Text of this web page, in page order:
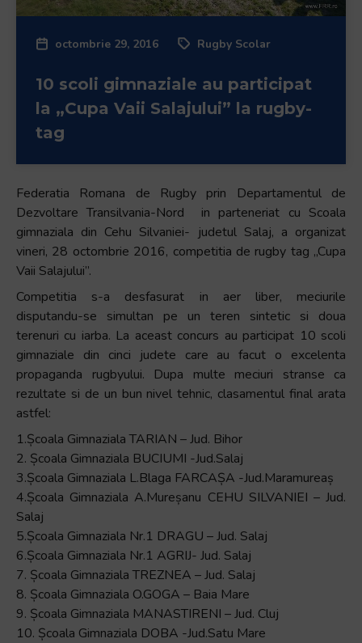
octombrie 29, 2016 Rugby Scolar
10 scoli gimnaziale au participat
la „Cupa Vaii Salajului” la rugby-
tag
Federatia Romana de Rugby prin Departamentul de
Dezvoltare Transilvania-Nord in parteneriat cu Scoala
gimnaziala din Cehu Silvaniei- judetul Salaj, a organizat
vineri, 28 octombrie 2016, competitia de rugby tag „Cupa
Vaii Salajului”.
Competitia s-a desfasurat in aer liber, meciurile
disputandu-se simultan pe un teren sintetic si doua
terenuri cu iarba. La aceast concurs au participat 10 scoli
gimnaziale din cinci judete care au facut o excelenta
propaganda rugbyului. Dupa multe meciuri stranse ca
rezultate si de un bun nivel tehnic, clasamentul final arata
astfel:
1.Școala Gimnaziala TARIAN – Jud. Bihor
2. Școala Gimnaziala BUCIUMI -Jud.Salaj
3.Școala Gimnaziala L.Blaga FARCAȘA -Jud.Maramureaș
4.Școala Gimnaziala A.Mureșanu CEHU SILVANIEI – Jud.
Salaj
5.Școala Gimnaziala Nr.1 DRAGU – Jud. Salaj
6.Școala Gimnaziala Nr.1 AGRIJ- Jud. Salaj
7. Școala Gimnaziala TREZNEA – Jud. Salaj
8. Școala Gimnaziala O.GOGA – Baia Mare
9. Școala Gimnaziala MANASTIRENI – Jud. Cluj
10. Școala Gimnaziala DOBA -Jud.Satu Mare